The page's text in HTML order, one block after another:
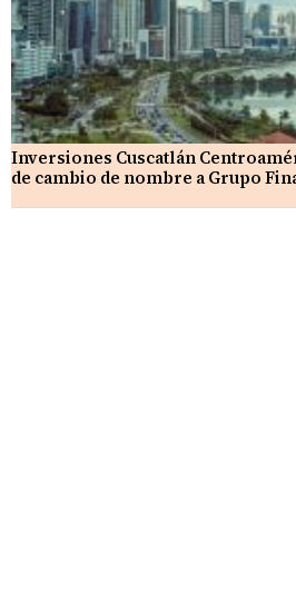
Inversiones Cuscatlán
de cambio de nombre a Grupo